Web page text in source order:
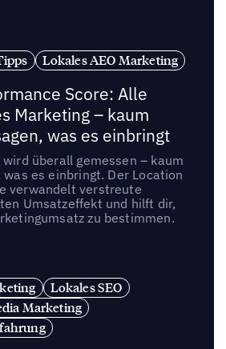
Lokales AEO Marketing
Score: Alle
Marketing – kaum
was es einbringt
überall gemessen – kaum
es einbringt. Der Location
verwandelt verstreute
Umsatzeffekt und hilft dir,
zu bestimmen.
Lokales SEO
Marketing